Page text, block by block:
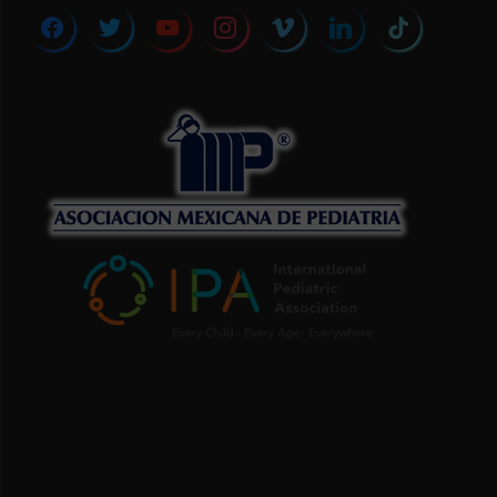
facebook twitter youtube instagramvimeo linkedin tiktok